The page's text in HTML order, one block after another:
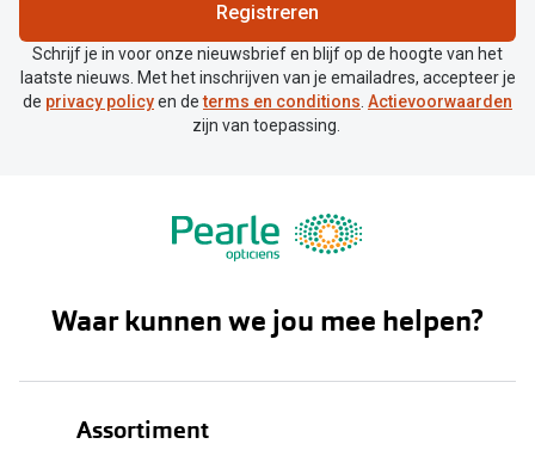
Registreren
Schrijf je in voor onze nieuwsbrief en blijf op de hoogte van het
laatste nieuws. Met het inschrijven van je emailadres, accepteer je
de privacy policyen determs en conditions Actievoorwaarden
zijn van toepassing.
Waar kunnen we jou mee helpen?
Assortiment